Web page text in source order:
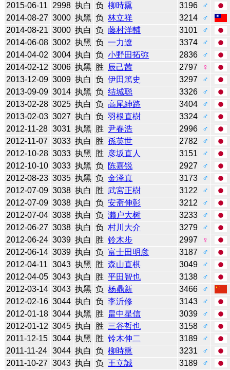
2015-06-11
2998 执白 负 柳時熏 3196
♂
2014-08-27 3000 执黑 负 林立祥 3214
♂
2014-08-21 3000 执白 负 藤村洋輔 3101
♂
2014-06-08 3002 执黑 负 一力遼 3374
♂
2014-04-02 3004 执白 负 小野田拓弥 2836
♂
2014-02-12 3006 执黑 胜 辰己茜 2797
♀
2013-12-09 3009 执白 负 伊田篤史 3297
♂
2013-09-09 3014 执黑 负 结城聪 3326
♂
2013-02-28 3025 执白 负 高尾紳路 3404
♂
2013-02-03 3027 执白 负 羽根直樹 3324
♂
2012-11-28 3031 执黑 胜 尹春浩 2996
♂
2012-11-07 3033 执白 胜 孫英世 2782
♂
2012-10-28 3033 执黑 胜 彦坂直人 3151
♂
2012-10-10 3033 执黑 负 陈嘉锐 2927
♂
2012-08-23 3035 执黑 负 金泽真 3173
♂
2012-07-09 3038 执白 胜 武宮正樹 3122
♂
2012-07-09 3038 执白 负 安斋伸彰 3212
♂
2012-07-04 3038 执白 负 濑户大树 3233
♂
2012-06-27 3038 执白 负 村川大介 3279
♂
2012-06-24 3039 执白 胜 铃木步 2997
♀
2012-06-14 3039 执白 负 富士田明彦 3187
♂
2012-04-11 3043 执黑 胜 森山直棋 3049
♂
2012-04-05 3043 执白 胜 平田智也 3138
♂
2012-03-14 3043 执黑 负 杨鼎新 3466
♂
2012-02-16 3044 执白 负 李沂修 3143
♂
2012-01-18 3044 执黑 胜 畠中星信 3039
♂
2012-01-12 3045 执白 胜 三谷哲也 3158
♂
2011-12-15 3044 执黑 胜 铃木伸二 3189
♂
2011-11-24 3044 执白 负 柳時熏 3231
♂
2011-10-27 3043 执白 负 王立誠 3189
♂